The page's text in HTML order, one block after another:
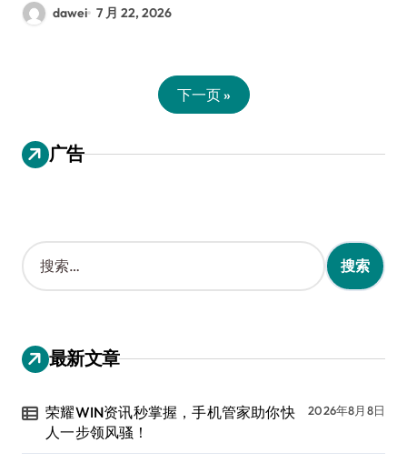
dawei 7 月 22, 2026
下一页 »
广告
搜
索
：
最新文章
荣耀WIN资讯秒掌握，手机管家助你快
人一步领风骚！
2026年8月8日